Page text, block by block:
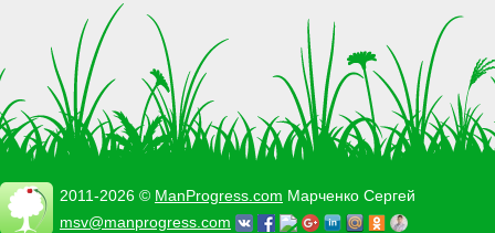
2011-2026 © ManProgress.com Марченко Сергей
msv@manprogress.com